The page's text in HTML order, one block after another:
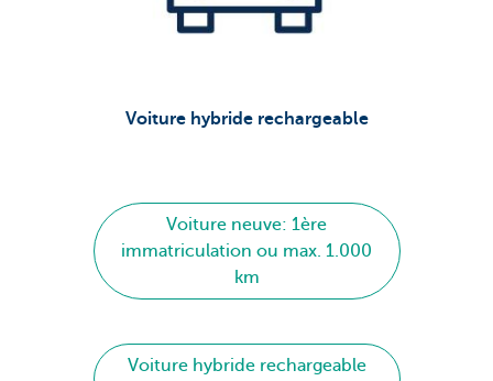
Voiture hybride rechargeable
Voiture neuve: 1ère
immatriculation ou max. 1.000
km
Voiture hybride rechargeable